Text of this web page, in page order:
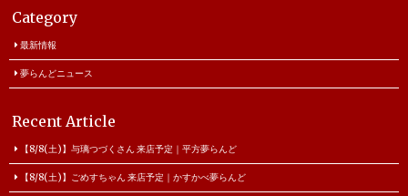
Category
最新情報
夢らんどニュース
Recent Article
【8/8(土)】与璃つづくさん 来店予定｜平方夢らんど
【8/8(土)】ごめすちゃん 来店予定｜かすかべ夢らんど